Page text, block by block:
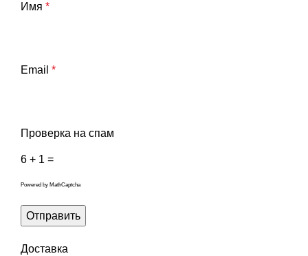
Имя *
Email *
Проверка на спам
6 + 1 =
Powered by MathCaptcha
Доставка